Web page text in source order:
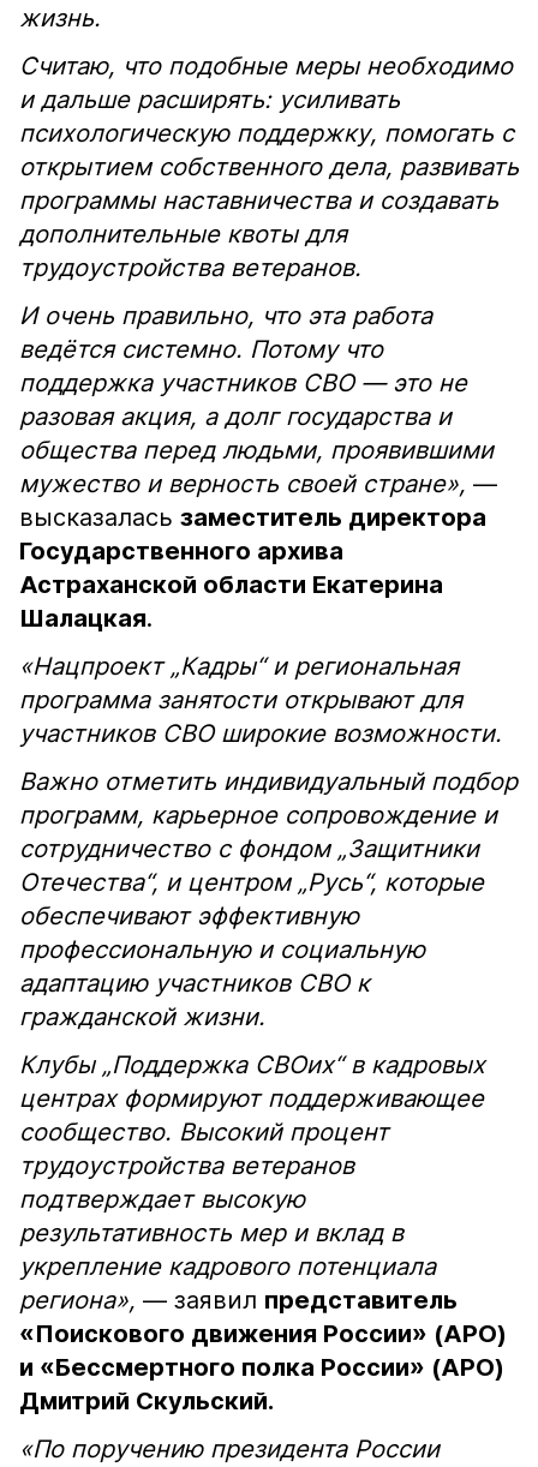
жизнь.
Считаю, что подобные меры необходимо
и дальше расширять: усиливать
психологическую поддержку, помогать с
открытием собственного дела, развивать
программы наставничества и создавать
дополнительные квоты для
трудоустройства ветеранов.
И очень правильно, что эта работа
ведётся системно. Потому что
поддержка участников СВО — это не
разовая акция, а долг государства и
общества перед людьми, проявившими
мужество и верность своей стране», —
высказалась заместитель директора
Государственного архива
Астраханской области Екатерина
Шалацкая.
«Нацпроект „Кадры“ и региональная
программа занятости открывают для
участников СВО широкие возможности.
Важно отметить индивидуальный подбор
программ, карьерное сопровождение и
сотрудничество с фондом „Защитники
Отечества“, и центром „Русь“, которые
обеспечивают эффективную
профессиональную и социальную
адаптацию участников СВО к
гражданской жизни.
Клубы „Поддержка СВОих“ в кадровых
центрах формируют поддерживающее
сообщество. Высокий процент
трудоустройства ветеранов
подтверждает высокую
результативность мер и вклад в
укрепление кадрового потенциала
региона», — заявил представитель
«Поискового движения России» (АРО)
и «Бессмертного полка России» (АРО)
Дмитрий Скульский.
«По поручению президента России